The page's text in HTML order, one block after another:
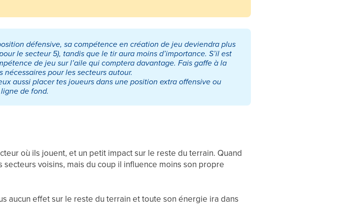
défensive, sa compétence en création de jeu deviendra plus
le secteur 5), tandis que le tir aura moins d’importance. S’il est
de jeu sur l’aile qui comptera davantage. Fais gaffe à la
pour les secteurs autour.
aussi placer tes joueurs dans une position extra offensive ou
de fond.
où ils jouent, et un petit impact sur le reste du terrain. Quand
voisins, mais du coup il influence moins son propre
aucun effet sur le reste du terrain et toute son énergie ira dans